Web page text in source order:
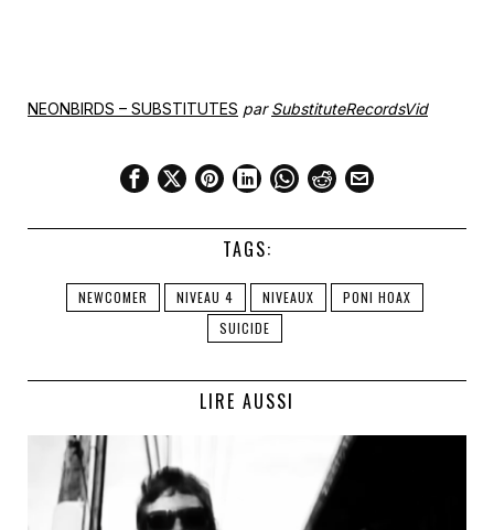
NEONBIRDS – SUBSTITUTES parSubstituteRecordsVid
TAGS:
NEWCOMER NIVEAU 4 NIVEAUX
PONI HOAX
SUICIDE
LIRE AUSSI